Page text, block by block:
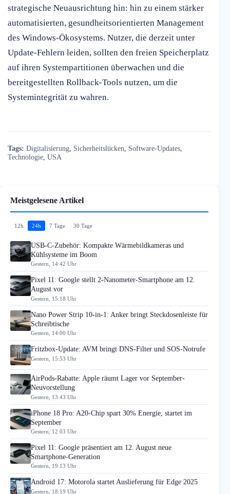
strategische Neuausrichtung hin: hin zu einem stärker
automatisierten, gesundheitsorientierten Management
des Windows-Ökosystems. Nutzer, die derzeit unter
Update-Fehlern leiden, sollten den freien Speicherplatz
auf ihren Systempartitionen überwachen und die
bereitgestellten Rollback-Tools nutzen, um die
Systemintegrität zu wahren.
Tags: Digitalisierung Sicherheitslücken Software-Updates
Technologie USA
Meistgelesene Artikel
12h 24h 7 Tage 30 Tage
USB-C-Zubehör: Kompakte Wärmebildkameras und
Kühlsysteme im Boom
Gestern, 14:42 Uhr
Pixel 11: Google stellt 2-Nanometer-Smartphone am 12.
August vor
Gestern, 15:18 Uhr
Nano Power Strip 10-in-1: Anker bringt Steckdosenleiste für
Schreibtische
Gestern, 14:00 Uhr
Fritzbox-Update: AVM bringt DNS-Filter und SOS-Notrufe
Gestern, 15:53 Uhr
AirPods-Rabatte: Apple räumt Lager vor September-
Neuvorstellung
Gestern, 13:43 Uhr
iPhone 18 Pro: A20-Chip spart 30% Energie, startet im
September
Gestern, 12:03 Uhr
Pixel 11: Google präsentiert am 12. August neue
Smartphone-Generation
Gestern, 19:13 Uhr
Android 17: Motorola startet Auslieferung für Edge 2025
Gestern, 18:19 Uhr